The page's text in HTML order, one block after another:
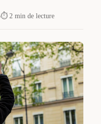
⏱ 2 min de lecture